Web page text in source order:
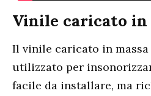
Vinile caricato in
Il vinile caricato in massa
utilizzato per
facile da installare, ma